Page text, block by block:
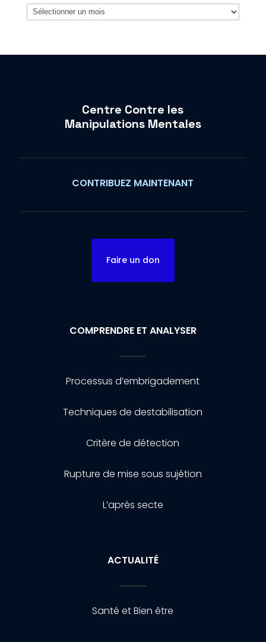
Archives
Centre Contre les
Manipulations Mentales
CONTRIBUEZ MAINTENANT
Faire un don
COMPRENDRE ET ANALYSER
Processus d’embrigadement
Techniques de destabilisation
Critère de détection
Rupture de mise sous sujétion
L’après secte
ACTUALITÉ
Santé et Bien être